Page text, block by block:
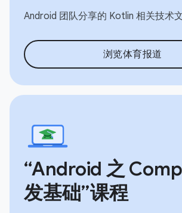
Android 团队分享的 Kotlin 相关技术文
浏览体育报道
“Android 之
发基础”课程